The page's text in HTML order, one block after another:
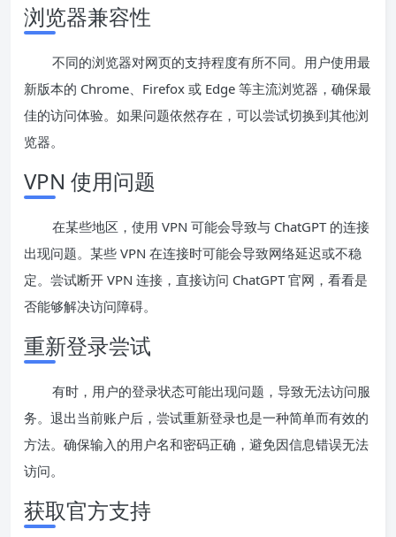
浏览器兼容性
不同的浏览器对网页的支持程度有所不同。用户使用最
新版本的 Chrome、Firefox 或 Edge 等主流浏览器，确保最
佳的访问体验。如果问题依然存在，可以尝试切换到其他浏
览器。
VPN 使用问题
在某些地区，使用 VPN 可能会导致与 ChatGPT 的连接
出现问题。某些 VPN 在连接时可能会导致网络延迟或不稳
定。尝试断开 VPN 连接，直接访问 ChatGPT 官网，看看是
否能够解决访问障碍。
重新登录尝试
有时，用户的登录状态可能出现问题，导致无法访问服
务。退出当前账户后，尝试重新登录也是一种简单而有效的
方法。确保输入的用户名和密码正确，避免因信息错误无法
访问。
获取官方支持